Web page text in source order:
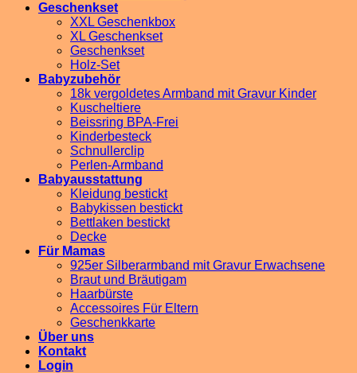
Geschenkset
XXL Geschenkbox
XL Geschenkset
Geschenkset
Holz-Set
Babyzubehör
18k vergoldetes Armband mit Gravur Kinder
Kuscheltiere
Beissring BPA-Frei
Kinderbesteck
Schnullerclip
Perlen-Armband
Babyausstattung
Kleidung bestickt
Babykissen bestickt
Bettlaken bestickt
Decke
Für Mamas
925er Silberarmband mit Gravur Erwachsene
Braut und Bräutigam
Haarbürste
Accessoires Für Eltern
Geschenkkarte
Über uns
Kontakt
Login